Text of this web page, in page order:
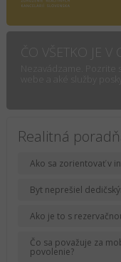
ČO VŠETKO JE V
Realitná
Ako sa zorientovať v
Byt neprešiel
Ako je to s
Čo sa považuje za
povolenie?